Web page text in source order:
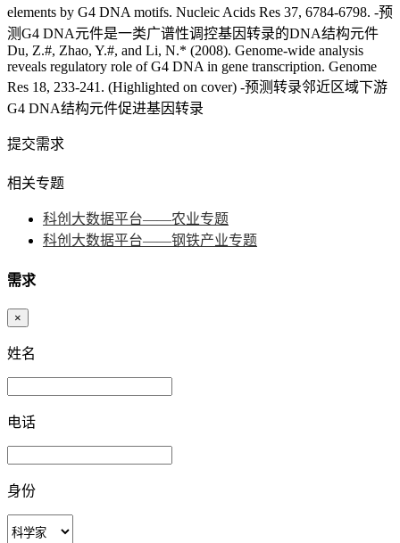
elements by G4 DNA motifs. Nucleic Acids Res 37, 6784-6798. -预
测G4 DNA元件是一类广谱性调控基因转录的DNA结构元件
Du, Z.#, Zhao, Y.#, and Li, N.* (2008). Genome-wide analysis
reveals regulatory role of G4 DNA in gene transcription. Genome
Res 18, 233-241. (Highlighted on cover) -预测转录邻近区域下游
G4 DNA结构元件促进基因转录
提交需求
相关专题
科创大数据平台——农业专题
科创大数据平台——钢铁产业专题
需求
×
姓名
电话
身份